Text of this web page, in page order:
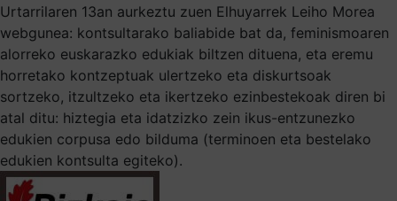
Urtarrilaren 13an aurkeztu zuen Elhuyarrek Leiho Morea
webgunea: kontsultarako baliabide bat da, feminismoaren
alorreko euskarazko edukiak biltzen dituena, eta eremu
horretako kontzeptuak ulertzeko eta diskurtsoak
sortzeko, itzultzeko eta ikertzeko ezinbestekoak diren bi
atal ditu: hiztegia eta idatzizko zein ikus-entzunezko
edukien corpusa edo bilduma (terminoen eta bestelako
edukien kontsulta egiteko).